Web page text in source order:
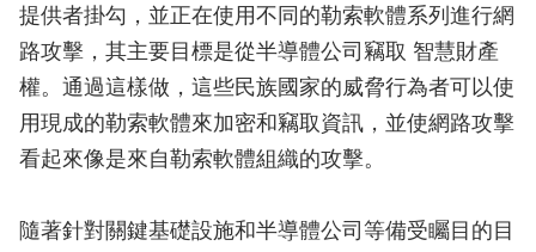
提供者掛勾，並正在使用不同的勒索軟體系列進行網
路攻擊，其主要目標是從半導體公司竊取 智慧財產
權。通過這樣做，這些民族國家的威脅行為者可以使
用現成的勒索軟體來加密和竊取資訊，並使網路攻擊
看起來像是來自勒索軟體組織的攻擊。
隨著針對關鍵基礎設施和半導體公司等備受矚目的目